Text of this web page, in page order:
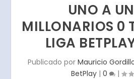
UNO A
MILLONARIOS 0
LIGA
Publicado por Mauricio
BetPlay | 0 |